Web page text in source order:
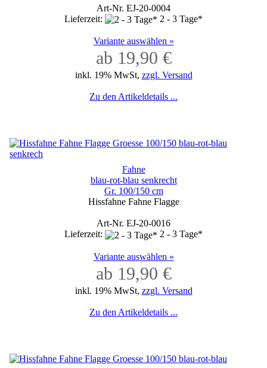
Art-Nr. EJ-20-0004
Lieferzeit:
2 - 3 Tage*
Variante auswählen »
ab 19,90 €
inkl. 19% MwSt, zzgl. Versand
Zu den Artikeldetails ...
Fahne
blau-rot-blau senkrecht
Gr. 100/150 cm
Hissfahne Fahne Flagge
Art-Nr. EJ-20-0016
Lieferzeit:
2 - 3 Tage*
Variante auswählen »
ab 19,90 €
inkl. 19% MwSt, zzgl. Versand
Zu den Artikeldetails ...